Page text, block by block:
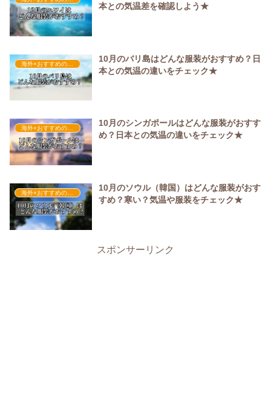
本との気温差を確認しよう★
10月のバリ島はどんな服装がおすすめ？日
本との気温の違いをチェック★
海外×おすすめの服装
10月のシンガポールはどんな服装がおすす
め？日本との気温の違いをチェック★
10月のソウル（韓国）はどんな服装がおす
すめ？寒い？気温や服装をチェック★
スポンサーリンク